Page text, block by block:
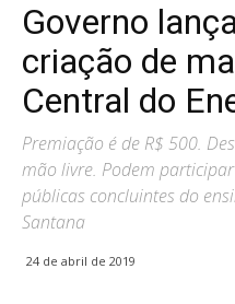
Governo
criação de
Central do
Premiação é de R$ 500.
mão livre. Podem
públicas concluintes do
Santana
24 de abril de 2019